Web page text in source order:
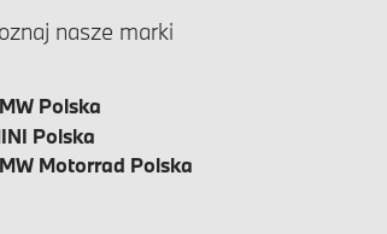
nasze marki
Polska
Polska
Motorrad Polska